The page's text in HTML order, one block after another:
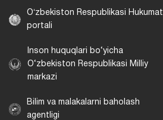
Oʻzbekiston Respublikasi Hukumat
portali
Inson huquqlari bo‘yicha
O‘zbekiston Respublikasi Milliy
markazi
Bilim va malakalarni baholash
agentligi